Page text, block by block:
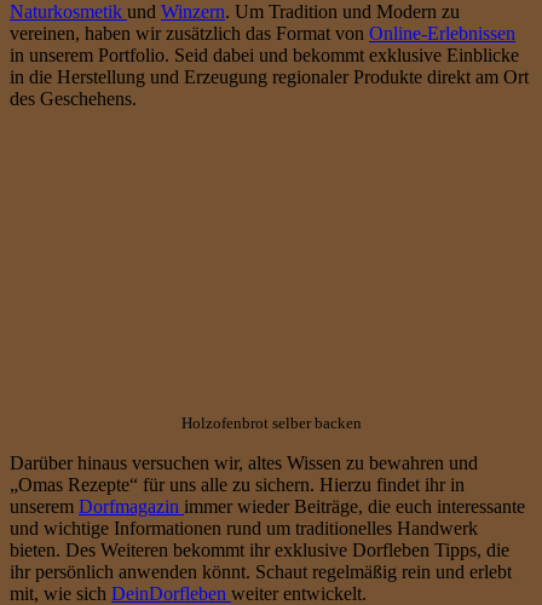
Naturkosmetik und Winzern. Um Tradition und Modern zu
vereinen, haben wir zusätzlich das Format von Online-Erlebnissen
in unserem Portfolio. Seid dabei und bekommt exklusive Einblicke
in die Herstellung und Erzeugung regionaler Produkte direkt am Ort
des Geschehens.
Holzofenbrot selber backen
Darüber hinaus versuchen wir, altes Wissen zu bewahren und
„Omas Rezepte“ für uns alle zu sichern. Hierzu findet ihr in
unserem Dorfmagazin immer wieder Beiträge, die euch interessante
und wichtige Informationen rund um traditionelles Handwerk
bieten. Des Weiteren bekommt ihr exklusive Dorfleben Tipps, die
ihr persönlich anwenden könnt. Schaut regelmäßig rein und erlebt
mit, wie sich DeinDorfleben weiter entwickelt.